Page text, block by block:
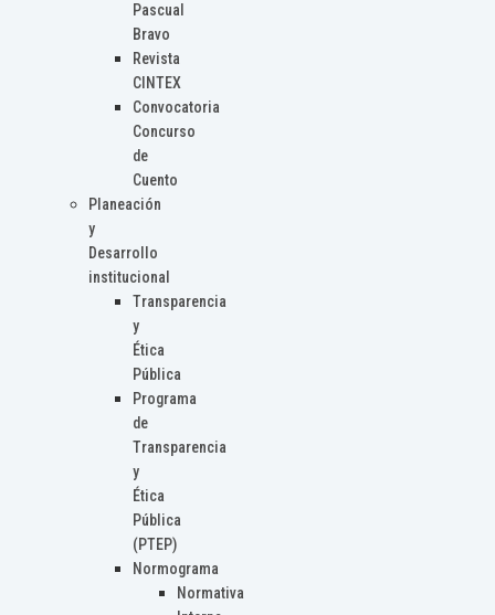
Pascual
Bravo
Revista
CINTEX
Convocatoria
Concurso
de
Cuento
Planeación
y
Desarrollo
institucional
Transparencia
y
Ética
Pública
Programa
de
Transparencia
y
Ética
Pública
(PTEP)
Normograma
Normativa